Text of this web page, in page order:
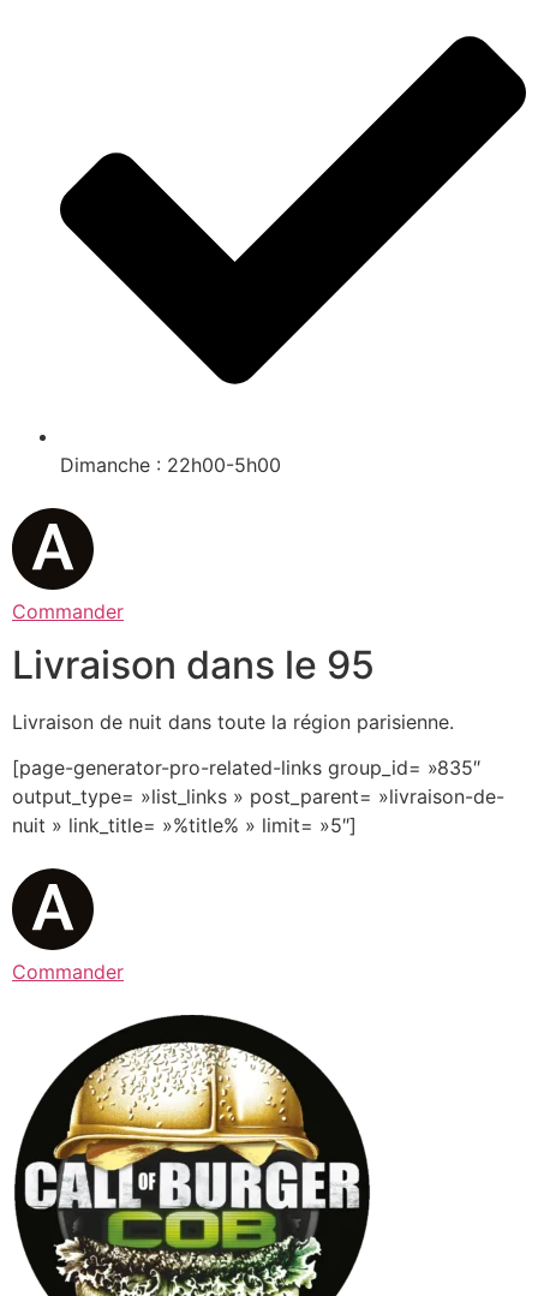
Dimanche : 22h00-5h00
Commander
Livraison dans le 95
Livraison de nuit dans toute la région parisienne.
[page-generator-pro-related-links group_id= »835″
output_type= »list_links » post_parent= »livraison-de-
nuit » link_title= »%title% » limit= »5″]
Commander